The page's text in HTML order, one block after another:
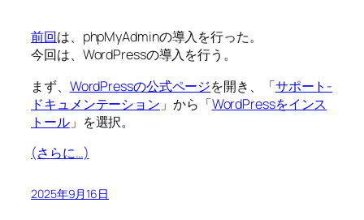
前回は、phpMyAdminの導入を行った。
今回は、WordPressの導入を行う。
まず、 WordPressの公式ページを開き、「サポート-
ドキュメンテーション 」から「WordPressをインス
トール」を選択。
(さらに…)
2025年9月16日